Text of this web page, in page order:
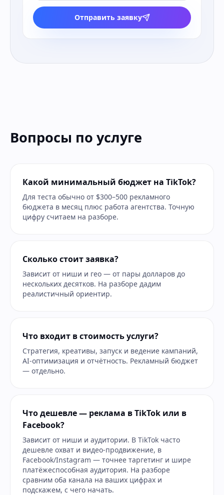
Отправить заявку
Вопросы по услуге
Какой минимальный бюджет на TikTok?
Для теста обычно от $300–500 рекламного
бюджета в месяц плюс работа агентства. Точную
цифру считаем на разборе.
Сколько стоит заявка?
Зависит от ниши и гео — от пары долларов до
нескольких десятков. На разборе дадим
реалистичный ориентир.
Что входит в стоимость услуги?
Стратегия, креативы, запуск и ведение кампаний,
AI-оптимизация и отчётность. Рекламный бюджет
— отдельно.
Что дешевле — реклама в TikTok или в
Facebook?
Зависит от ниши и аудитории. В TikTok часто
дешевле охват и видео-продвижение, в
Facebook/Instagram — точнее таргетинг и шире
платёжеспособная аудитория. На разборе
сравним оба канала на ваших цифрах и
подскажем, с чего начать.